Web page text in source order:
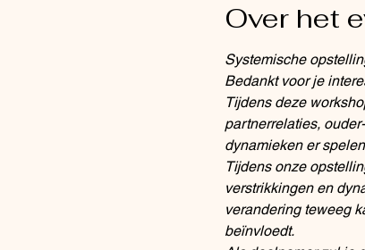
Over het
Systemische
Bedankt voor je
Tijdens deze
partnerrelaties,
dynamieken er
Tijdens onze
verstrikkingen en
verandering teweeg
beïnvloedt.